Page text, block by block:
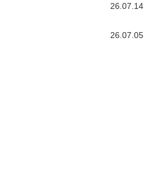
26.07.14
26.07.05